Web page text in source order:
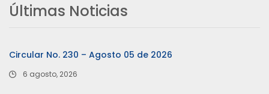
Últimas Noticias
Circular No. 230 – Agosto 05 de 2026
6 agosto, 2026